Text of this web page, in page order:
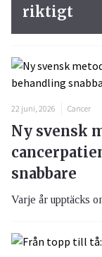
riktigt
22 juni, 2026 Cancer
Ny svensk
snabbare
Varje år upptäcks